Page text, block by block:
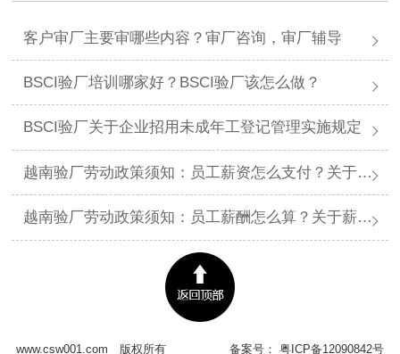
客户审厂主要审哪些内容？审厂咨询，审厂辅导
BSCI验厂培训哪家好？BSCI验厂该怎么做？
BSCI验厂关于企业招用未成年工登记管理实施规定
越南验厂劳动政策须知：员工薪资怎么支付？关于薪资支付有哪些规定呢？
越南验厂劳动政策须知：员工薪酬怎么算？关于薪酬有哪些规定呢？​
备案号：粤ICP备12090842号
www.csw001.com 版权所有